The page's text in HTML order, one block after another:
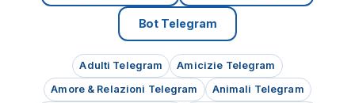
Bot Telegram
Adulti Telegram
Amicizie Telegram
Amore & Relazioni Telegram
Animali Telegram